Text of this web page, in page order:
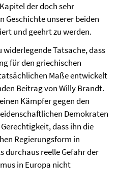
der doch sehr
Geschichte unserer beiden
und geehrt zu werden.
Tatsache, dass
für den griechischen
Maße entwickelt
Beitrag von Willy Brandt.
Kämpfer gegen den
Demokraten
dass ihn die
Regierungsform in
durchaus reelle Gefahr der
in Europa nicht